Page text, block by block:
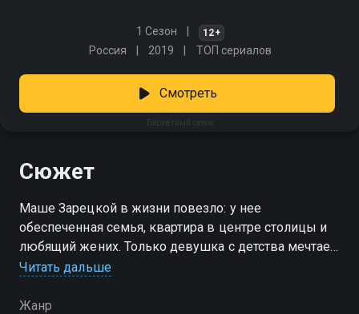
1 Сезон 12+
Россия 2019 ТОП сериалов
Бархатный сезон
Смотреть
Сюжет
Маше Зарецкой в жизни повезло: у нее
обеспеченная семья, квартира в центре столицы и
любящий жених. Только девушка с детства мечтает
поехать на Камчатку, чтобы изучать тайны природы.
приходится забыть о своих желаниях, выйти замуж
Читать дальше
Жанр